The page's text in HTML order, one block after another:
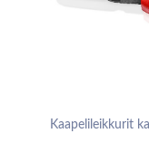
Kaapelileikkurit